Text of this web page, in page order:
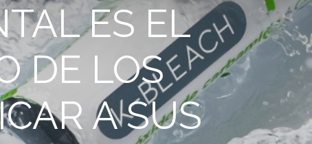
ES EL
DE LOS
A SUS